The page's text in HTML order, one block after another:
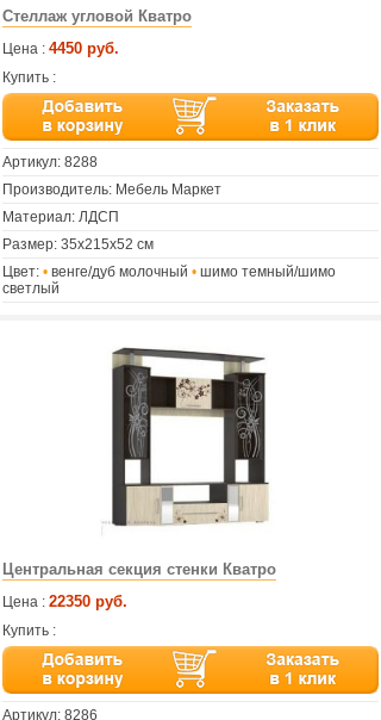
Стеллаж угловой Кватро
Цена : 4450 руб.
Купить :
Артикул: 8288
Производитель: Мебель Маркет
Материал: ЛДСП
Размер: 35х215х52 см
Цвет: • венге/дуб молочный • шимо темный/шимо
светлый
Центральная секция стенки Кватро
Цена : 22350 руб.
Купить :
Артикул: 8286